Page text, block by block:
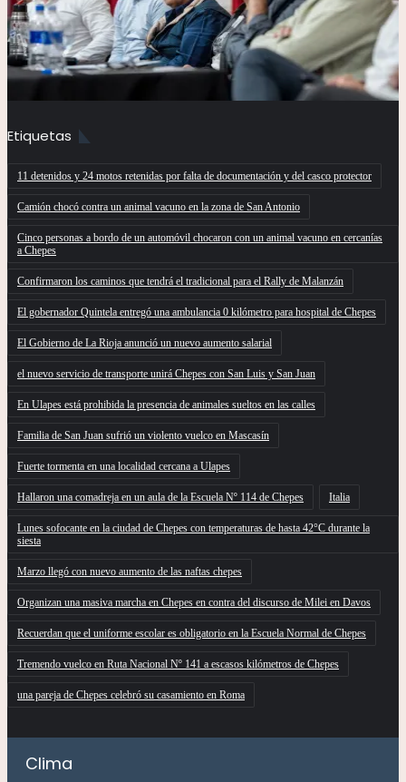
Etiquetas
11 detenidos y 24 motos retenidas por falta de documentación y del casco protector
Camión chocó contra un animal vacuno en la zona de San Antonio
Cinco personas a bordo de un automóvil chocaron con un animal vacuno en cercanías
a Chepes
Confirmaron los caminos que tendrá el tradicional para el Rally de Malanzán
El gobernador Quintela entregó una ambulancia 0 kilómetro para hospital de Chepes
El Gobierno de La Rioja anunció un nuevo aumento salarial
el nuevo servicio de transporte unirá Chepes con San Luis y San Juan
En Ulapes está prohibida la presencia de animales sueltos en las calles
Familia de San Juan sufrió un violento vuelco en Mascasín
Fuerte tormenta en una localidad cercana a Ulapes
Hallaron una comadreja en un aula de la Escuela Nº 114 de Chepes Italia
Lunes sofocante en la ciudad de Chepes con temperaturas de hasta 42°C durante la
siesta
Marzo llegó con nuevo aumento de las naftas chepes
Organizan una masiva marcha en Chepes en contra del discurso de Milei en Davos
Recuerdan que el uniforme escolar es obligatorio en la Escuela Normal de Chepes
Tremendo vuelco en Ruta Nacional Nº 141 a escasos kilómetros de Chepes
una pareja de Chepes celebró su casamiento en Roma
Clima